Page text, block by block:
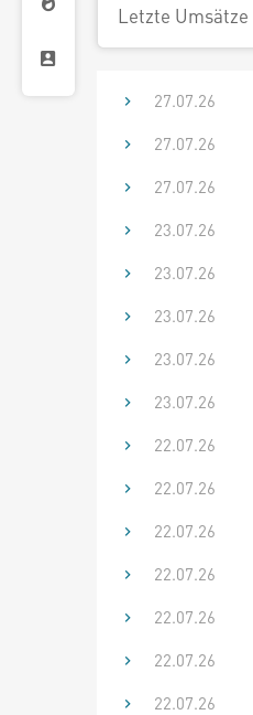
Letzte Umsätze
27.07.26
27.07.26
27.07.26
23.07.26
23.07.26
23.07.26
23.07.26
23.07.26
22.07.26
22.07.26
22.07.26
22.07.26
22.07.26
22.07.26
22.07.26